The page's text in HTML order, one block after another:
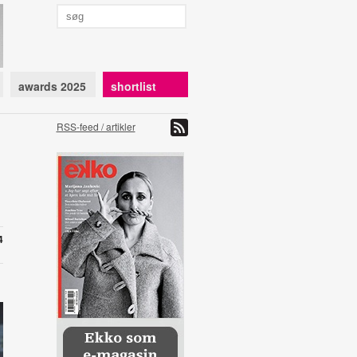
awards 2025 shortlist
RSS-feed / artikler